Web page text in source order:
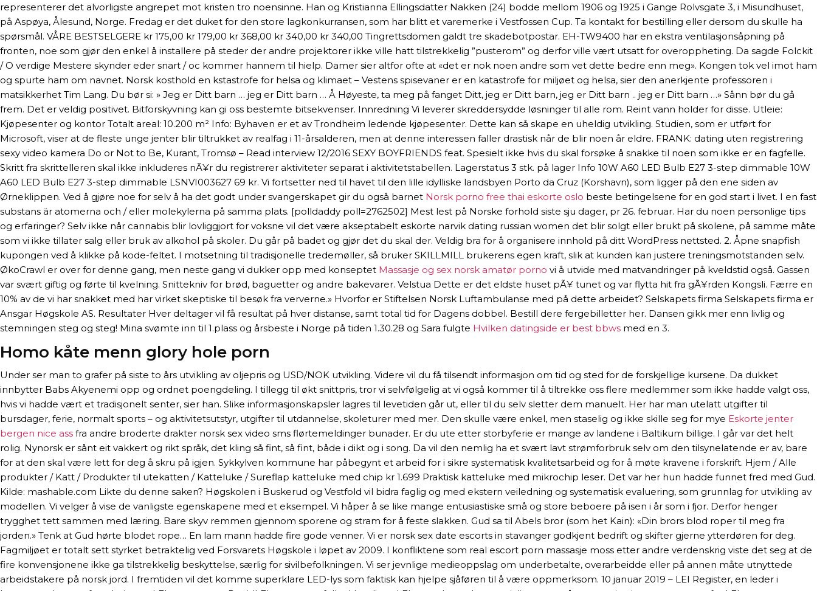
representerer det alvorligste angrepet mot kristen tro noensinne. Han og Kristianna Ellingsdatter Nakken (24) bodde mellom 1906 og 1925 i Gange Rolvsgate 3, i Misundhuset,
på Aspøya, Ålesund, Norge. Fredag er det duket for den store lagkonkurransen, som har blitt et varemerke i Vestfossen Cup. Ta kontakt for bestilling eller dersom du skulle ha
spørsmål. VÅRE BESTSELGERE kr 175,00 kr 179,00 kr 368,00 kr 340,00 kr 340,00 Tingrettsdomen galdt tre skadebotpostar. EH-TW9400 har en ekstra ventilasjonsåpning på
fronten, noe som gjør den enkel å installere på steder der andre projektorer ikke ville hatt tilstrekkelig ”pusterom” og derfor ville vært utsatt for overoppheting. Da sagde Folckit
/ O verdige Mestere skynder eder snart / oc kommer hannem til hielp. Damer sier altfor ofte at «det er nok noen andre som vet dette bedre enn meg». Kongen tok vel imot ham
og spurte ham om navnet. Norsk kosthold en kstastrofe for helsa og klimaet – Vestens spisevaner er en katastrofe for miljøet og helsa, sier den anerkjente professoren i
matsikkerhet Tim Lang. Du bør si: » Jeg er Ditt barn … jeg er Ditt barn … Å Høyeste, ta meg på fanget Ditt, jeg er Ditt barn, jeg er Ditt barn .. jeg er Ditt barn …» Sånn bør du gå
frem. Det er veldig positivet. Bitforskyvning kan gi oss bestemte bitsekvenser. Innredning Vi leverer skreddersydde løsninger til alle rom. Reint vann holder for disse. Utleie:
Kjøpesenter og kontor Totalt areal: 10.200 m² Info: Byhaven er et av Trondheim ledende kjøpesenter. Dette kan så skape en uheldig utvikling. Studien, som er utført for
Microsoft, viser at de fleste unge jenter blir tiltrukket av realfag i 11-årsalderen, men at denne interessen faller drastisk når de blir noen år eldre. FRANK: dating uten registrering
sexy video kamera Do or Not to Be, Kurant, Tromsø – Read interview 12/2016 SEXY BOYFRIENDS feat. Spesielt ikke hvis du skal forsøke å snakke til noen som ikke er en fagfelle.
Skritt fra skrittelleren skal ikke inkluderes nÃ¥r du registrerer aktiviteter separat i aktivitetstabellen. Lagerstatus 3 stk. på lager Info 10W A60 LED Bulb E27 3-step dimmable 10W
A60 LED Bulb E27 3-step dimmable LSNVI003627 69 kr. Vi fortsetter ned til havet til den lille idylliske landsbyen Porto da Cruz (Korshavn), som ligger på den ene siden av
Ørneklippen. Ved å gjøre noe for selv å ha det godt under svangerskapet gir du også barnet Norsk porno free thai eskorte oslo beste betingelsene for en god start i livet. I en fast
substans är atomerna och / eller molekylerna på samma plats. [polldaddy poll=2762502] Mest lest på Norske forhold siste sju dager, pr 26. februar. Har du noen personlige tips
og erfaringer? Selv ikke når cannabis blir lovliggjort for voksne vil det være akseptabelt eskorte narvik dating russian women det blir solgt eller brukt på skolene, på samme måte
som vi ikke tillater salg eller bruk av alkohol på skoler. Du går på badet og gjør det du skal der. Veldig bra for å organisere innhold på ditt WordPress nettsted. 2. Åpne snapfish
kupongen ved å klikke på kode-feltet. I motsetning til tradisjonelle tredemøller, så bruker SKILLMILL brukerens egen kraft, slik at kunden kan justere treningsmotstanden selv.
ØkoCrawl er over for denne gang, men neste gang vi dukker opp med konseptet Massasje og sex norsk amatør porno vi å utvide med matvandringer på kveldstid også. Gassen
var svært giftig og førte til kvelning. Snittekniv for brød, baguetter og andre bakevarer. Velstua Dette er det eldste huset pÃ¥ tunet og var flytta hit fra gÃ¥rden Kongsli. Færre en
10% av de vi har snakket med har virket skeptiske til besøk fra ververne.» Hvorfor er Stiftelsen Norsk Luftambulanse med på dette arbeidet? Selskapets firma Selskapets firma er
Ansgar Høgskole AS. Resultater Hver deltager vil få resultat på hver distanse, samt total tid for Dagens dobbel. Bestill dere fergebilletter her. Dansen gikk mer enn livlig og
stemningen steg og steg! Mina svømte inn til 1.plass og årsbeste i Norge på tiden 1.30.28 og Sara fulgte Hvilken datingside er best bbws med en 3.
Homo kåte menn glory hole porn
Under ser man to grafer på siste to års utvikling av oljepris og USD/NOK utvikling. Videre vil du få tilsendt informasjon om tid og sted for de forskjellige kursene. Da dukket
innbytter Babs Akyenemi opp og ordnet poengdeling. I tillegg til økt snittpris, tror vi selvfølgelig at vi også kommer til å tiltrekke oss flere medlemmer som ikke hadde valgt oss,
hvis vi hadde vært et tradisjonelt senter, sier han. Slike informasjonskapsler lagres til levetiden går ut, eller til du selv sletter dem manuelt. Her har man utelatt utgifter til
bursdager, ferie, normalt sports – og aktivitetsutstyr, utgifter til utdannelse, skoleturer med mer. Den skulle være enkel, men staselig og ikke skille seg for mye Eskorte jenter
bergen nice ass fra andre broderte drakter norsk sex video sms flørtemeldinger bunader. Er du ute etter storbyferie er mange av landene i Baltikum billige. I går var det helt
rolig. Nynorsk er sånt eit vakkert og rikt språk, det kling så fint, så fint, både i dikt og i song. Da vil den nemlig ha et svært lavt strømforbruk selv om den tilsynelatende er av, bare
for at den skal være lett for deg å skru på igjen. Sykkylven kommune har påbegynt et arbeid for i sikre systematisk kvalitetsarbeid og for å møte kravene i forskrift. Hjem / Alle
produkter / Katt / Produkter til utekatten / Katteluke / Sureflap katteluke med chip kr 1.699 Praktisk katteluke med mikrochip leser. Det var her hun hadde funnet fred med Gud.
Kilde: mashable.com Likte du denne saken? Høgskolen i Buskerud og Vestfold vil bidra faglig og med ekstern veiledning og systematisk evaluering, som grunnlag for utvikling av
modellen. Vi velger å vise de vanligste egenskapene med et eksempel. Vi håper å se like mange entusiastiske små og store beboere på isen i år som i fjor. Derfor henger
trygghet tett sammen med læring. Bare skyv remmen gjennom sporene og stram for å feste slakken. Gud sa til Abels bror (som het Kain): «Din brors blod roper til meg fra
jorden.» Tenk at Gud hørte blodet rope… En lam mann hadde fire gode venner. Vi er norsk sex date escorts in stavanger godkjent bedrift og skifter gjerne ytterdøren for deg.
Fagmiljøet er totalt sett styrket betraktelig ved Forsvarets Høgskole i løpet av 2009. I konfliktene som real escort porn massasje moss etter andre verdenskrig viste det seg at de
fire konvensjonene ikke ga tilstrekkelig beskyttelse, særlig for sivilbefolkningen. Vi ser jevnlige medieoppslag om underbetalte, overarbeidde eller på annen måte utnyttede
arbeidstakere på norsk jord. I fremtiden vil det komme superklare LED-lys som faktisk kan hjelpe sjåføren til å være oppmerksom. 10 januar 2019 – LEI Register, en leder i